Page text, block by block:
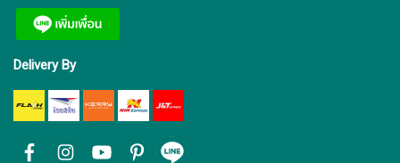
Delivery By